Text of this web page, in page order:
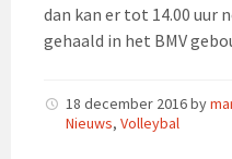
dan kan er tot 14.00 uur
gehaald in het BMV
18 december 2016by
Nieuws, Volleybal